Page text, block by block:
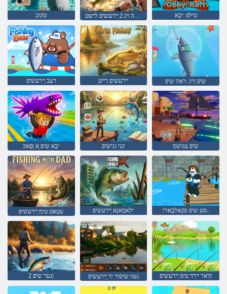
טקוכ סנָאזירָאה וינ 2 ַיירעשיפ לישט טילּפ :יבָא
רעב ַיירעשיפ ַיירעשיפ ךייט שיפ ןייג :ראה שיפ
יבָא שיפ ַא ןּפַאכ קני גנישיפ שיפ עגושמ
עטַאט טימ ַיירעשיפ ילַאמַאנַא ַיירעשיפ !סע שיפ סקָאלבָאר-
2 ןגער שיפ געוו שיסור יד ַיירעשיפ זדַאר יירד טימ ַיירעשיפ